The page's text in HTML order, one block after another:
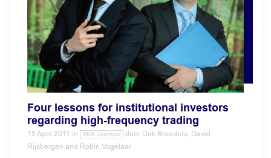
Four lessons for institutional investors
regarding high-frequency trading
15 April 2011 in VBA Journaal door Dirk Broeders, David
Rijsbergen and Robin Vogelaar